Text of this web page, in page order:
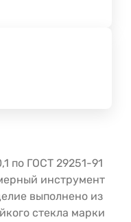
по ГОСТ 29251-91
инструмент
выполнено из
стекла марки